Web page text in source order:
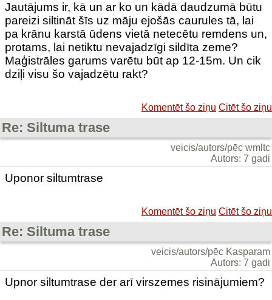
Jautājums ir, kā un ar ko un kādā daudzumā būtu
pareizi siltināt šīs uz māju ejošās caurules tā, lai
pa krānu karstā ūdens vietā netecētu remdens un,
protams, lai netiktu nevajadzīgi sildīta zeme?
Maģistrāles garums varētu būt ap 12-15m. Un cik
dziļi visu šo vajadzētu rakt?
Komentēt šo ziņu Citēt šo ziņu
Re: Siltuma trase
veicis/autors/pēc wmltc
Autors: 7 gadi
Uponor siltumtrase
Komentēt šo ziņu Citēt šo ziņu
Re: Siltuma trase
veicis/autors/pēc Kasparam
Autors: 7 gadi
Upnor siltumtrase der arī virszemes risinājumiem?